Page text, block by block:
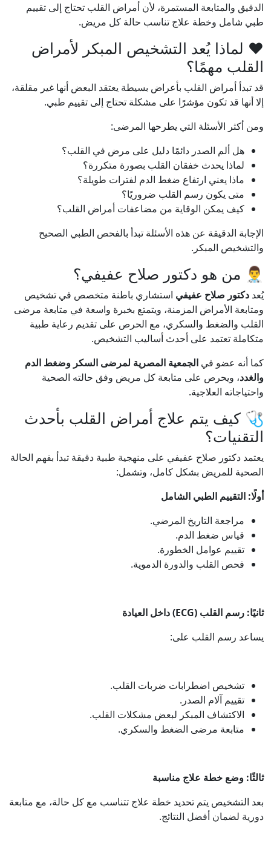
الدقيق والمتابعة المستمرة، لأن أمراض القلب تحتاج إلى تقييم
طبي شامل وخطة علاج تناسب حالة كل مريض.
❤️ لماذا يُعد التشخيص المبكر لأمراض
القلب مهمًا؟
قد تبدأ أمراض القلب بأعراض بسيطة يعتقد البعض أنها غير مقلقة،
إلا أنها قد تكون مؤشرًا على مشكلة تحتاج إلى تقييم طبي.
ومن أكثر الأسئلة التي يطرحها المرضى:
هل ألم الصدر دائمًا دليل على مرض في القلب؟
لماذا يحدث خفقان القلب بصورة متكررة؟
ماذا يعني ارتفاع ضغط الدم لفترات طويلة؟
متى يكون رسم القلب ضروريًا؟
كيف يمكن الوقاية من مضاعفات أمراض القلب؟
الإجابة الدقيقة عن هذه الأسئلة تبدأ بالفحص الطبي الصحيح
والتشخيص المبكر.
👨‍⚕️ من هو دكتور صلاح عفيفي؟
يُعد دكتور صلاح عفيفي استشاري باطنة متخصص في تشخيص
ومتابعة الأمراض المزمنة، ويتمتع بخبرة واسعة في متابعة مرضى
القلب والضغط والسكري، مع الحرص على تقديم رعاية طبية
متكاملة تعتمد على أحدث أساليب التشخيص.
كما أنه عضو في الجمعية المصرية لمرضى السكر وضغط الدم
والغدد، ويحرص على متابعة كل مريض وفق حالته الصحية
واحتياجاته العلاجية.
🩺 كيف يتم علاج أمراض القلب بأحدث
التقنيات؟
يعتمد دكتور صلاح عفيفي على منهجية طبية دقيقة تبدأ بفهم الحالة
الصحية للمريض بشكل كامل، وتشمل:
أولًا: التقييم الطبي الشامل
مراجعة التاريخ المرضي.
قياس ضغط الدم.
تقييم عوامل الخطورة.
فحص القلب والدورة الدموية.
ثانيًا: رسم القلب (ECG) داخل العيادة
يساعد رسم القلب على:
تشخيص اضطرابات ضربات القلب.
تقييم آلام الصدر.
الاكتشاف المبكر لبعض مشكلات القلب.
متابعة مرضى الضغط والسكري.
ثالثًا: وضع خطة علاج مناسبة
بعد التشخيص يتم تحديد خطة علاج تتناسب مع كل حالة، مع متابعة
دورية لضمان أفضل النتائج.